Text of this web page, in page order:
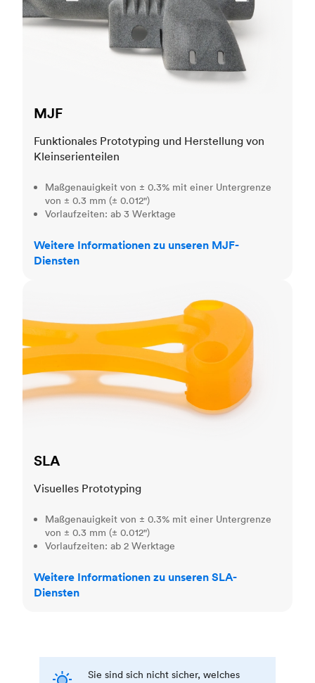
MJF
Funktionales Prototyping und Herstellung von
Kleinserienteilen
Maßgenauigkeit von ± 0.3% mit einer Untergrenze
von ± 0.3 mm (± 0.012")
Vorlaufzeiten: ab 3 Werktage
Weitere Informationen zu unseren MJF-
Diensten
SLA
Visuelles Prototyping
Maßgenauigkeit von ± 0.3% mit einer Untergrenze
von ± 0.3 mm (± 0.012")
Vorlaufzeiten: ab 2 Werktage
Weitere Informationen zu unseren SLA-
Diensten
Sie sind sich nicht sicher, welches